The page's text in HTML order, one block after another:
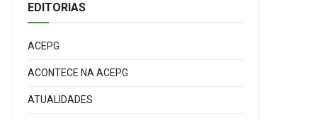
EDITORIAS
ACEPG
ACONTECE NA ACEPG
ATUALIDADES